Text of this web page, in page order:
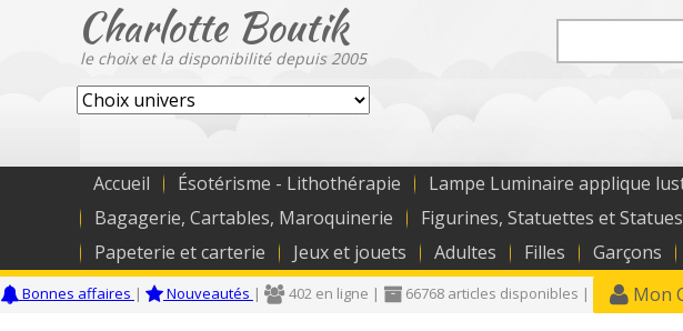
Charlotte Boutik
le choix et la disponibilité depuis 2005
Accueil Ésotérisme - Lithothérapie Lampe Luminaire applique
Bagagerie, Cartables, Maroquinerie
Figurines, Statuettes et
Papeterie et carterie
Jeux et jouets Adultes Filles Garçons
Bonnes affaires | Nouveautés | 402 en ligne | 66768 articles disponibles | Mon